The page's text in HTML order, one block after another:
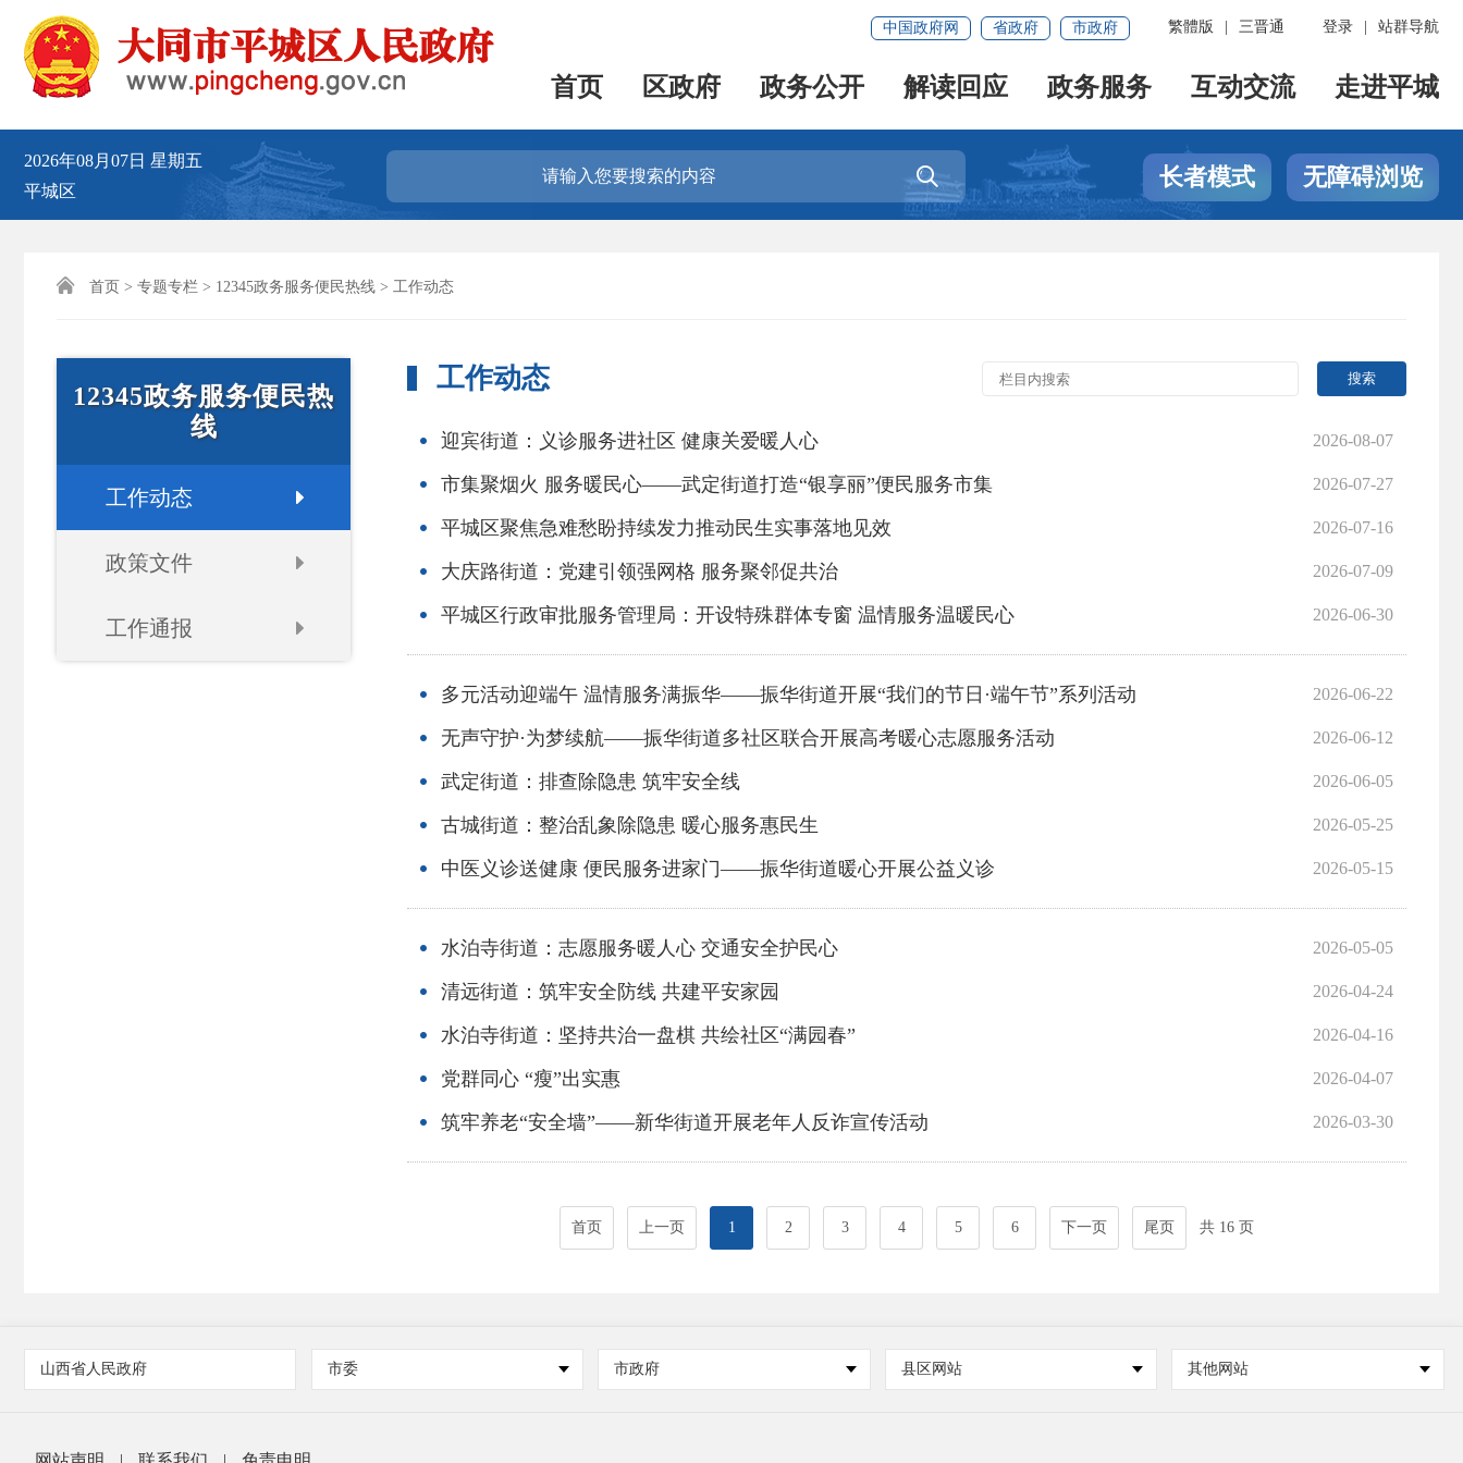
登录 站群导航
繁體版 三晋通
中国政府网 省政府 市政府
首页 区政府 政务公开 解读回应 政务服务 互动交流 走进平城
2026年08月07日 星期五
平城区
 长者模式 无障碍浏览
 首页 > 专题专栏 > 12345政务服务便民热线 > 工作动态
12345政务服务便民热
线
工作动态
政策文件
工作通报
工作动态
2026-08-07
迎宾街道：义诊服务进社区 健康关爱暖人心
2026-07-27
市集聚烟火 服务暖民心——武定街道打造“银享丽”便民服务市集
2026-07-16
平城区聚焦急难愁盼持续发力推动民生实事落地见效
2026-07-09
大庆路街道：党建引领强网格 服务聚邻促共治
2026-06-30
平城区行政审批服务管理局：开设特殊群体专窗 温情服务温暖民心
2026-06-22
多元活动迎端午 温情服务满振华——振华街道开展“我们的节日·端午节”系列活动
2026-06-12
无声守护·为梦续航——振华街道多社区联合开展高考暖心志愿服务活动
2026-06-05
武定街道：排查除隐患 筑牢安全线
2026-05-25
古城街道：整治乱象除隐患 暖心服务惠民生
2026-05-15
中医义诊送健康 便民服务进家门——振华街道暖心开展公益义诊
2026-05-05
水泊寺街道：志愿服务暖人心 交通安全护民心
2026-04-24
清远街道：筑牢安全防线 共建平安家园
2026-04-16
水泊寺街道：坚持共治一盘棋 共绘社区“满园春”
2026-04-07
党群同心 “瘦”出实惠
2026-03-30
筑牢养老“安全墙”——新华街道开展老年人反诈宣传活动
首页 上一页 1 2 3 4 5 6 下一页 尾页 共 16 页
山西省人民政府 市委 市政府 县区网站 其他网站